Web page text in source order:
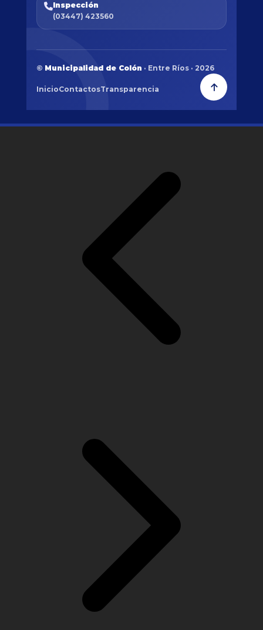
Inspección
(03447) 423560
© Municipalidad de Colón · Entre Ríos · 2026
InicioContactosTransparencia